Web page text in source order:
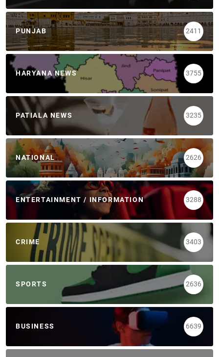
PUNJAB 2411
HARYANA NEWS 3755
PATIALA NEWS 3235
NATIONAL 2626
ENTERTAINMENT / INFORMATION 3288
CRIME 3403
SPORTS 2636
BUSINESS 6639